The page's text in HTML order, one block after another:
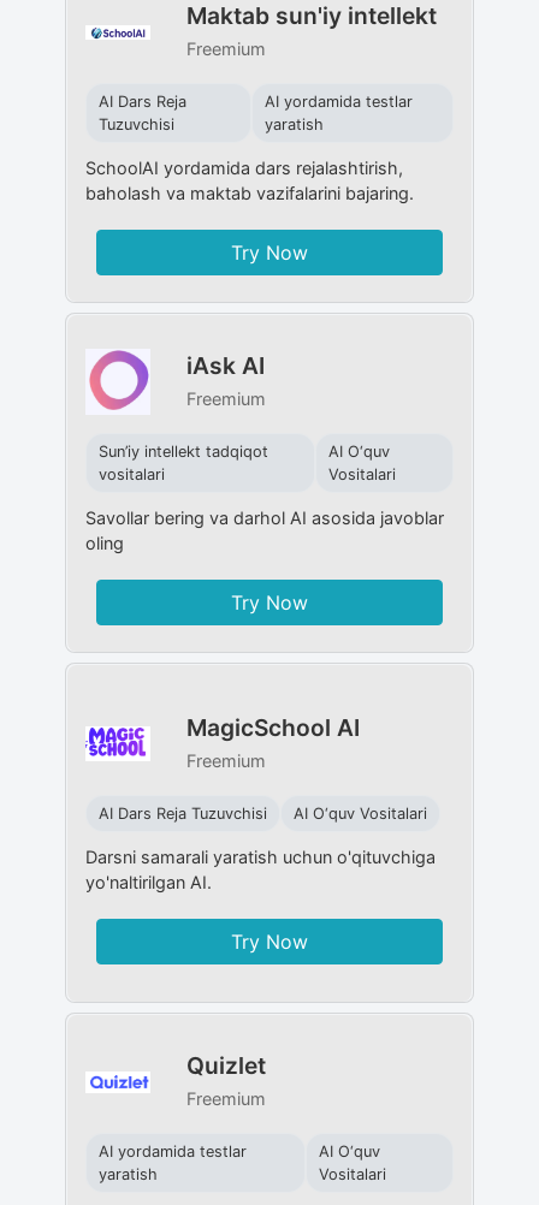
Maktab sun'iy intellekt
Freemium
AI Dars Reja
Tuzuvchisi
AI yordamida testlar
yaratish
SchoolAI yordamida dars rejalashtirish,
baholash va maktab vazifalarini bajaring.
Try Now
iAsk AI
Freemium
Sun’iy intellekt tadqiqot
vositalari
AI O‘quv
Vositalari
Savollar bering va darhol AI asosida javoblar
oling
Try Now
MagicSchool AI
Freemium
AI Dars Reja Tuzuvchisi AI O‘quv Vositalari
Darsni samarali yaratish uchun o'qituvchiga
yo'naltirilgan AI.
Try Now
Quizlet
Freemium
AI yordamida testlar
yaratish
AI O‘quv
Vositalari